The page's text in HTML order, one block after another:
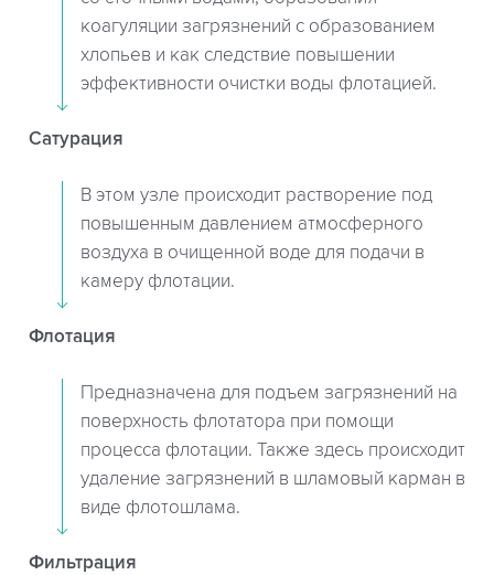
коагуляции загрязнений с образованием
хлопьев и как следствие повышении
эффективности очистки воды флотацией.
Сатурация
В этом узле происходит растворение под
повышенным давлением атмосферного
воздуха в очищенной воде для подачи в
камеру флотации.
Флотация
Предназначена для подъем загрязнений на
поверхность флотатора при помощи
процесса флотации. Также здесь происходит
удаление загрязнений в шламовый карман в
виде флотошлама.
Фильтрация